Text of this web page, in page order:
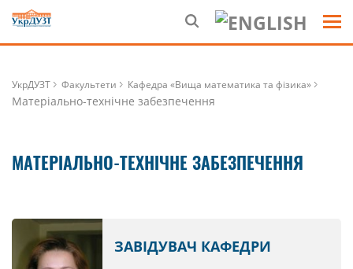
УкрДУЗТ Факультети Кафедра «Вища математика та фізика»
Матеріально-технічне забезпечення
МАТЕРІАЛЬНО-ТЕХНІЧНЕ ЗАБЕЗПЕЧЕННЯ
ЗАВІДУВАЧ КАФЕДРИ